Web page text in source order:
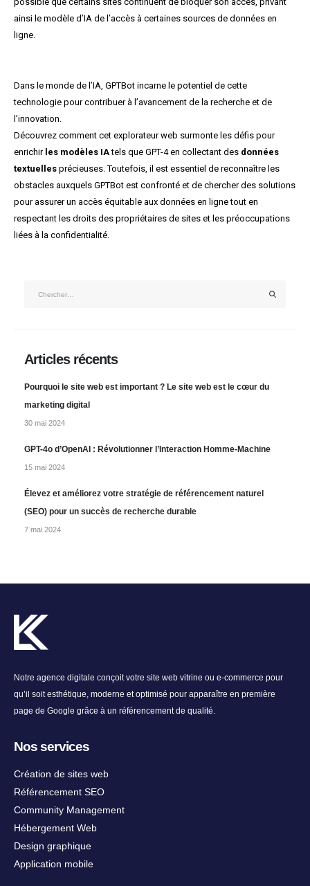
ainsi le modèle d’IA de l’accès à certaines sources de données en
ligne.
Dans le monde de l’IA, GPTBot incarne le potentiel de cette
technologie pour contribuer à l’avancement de la recherche et de
l’innovation.
Découvrez comment cet explorateur web surmonte les défis pour
enrichir les modèles IAtels que GPT-4 en collectant des données
textuelles précieuses. Toutefois, il est essentiel de reconnaître les
obstacles auxquels GPTBot est confronté et de chercher des solutions
pour assurer un accès équitable aux données en ligne tout en
respectant les droits des propriétaires de sites et les préoccupations
liées à la confidentialité.
Articles récents
Pourquoi le site web est important ? Le site web est le cœur du
marketing digital
30 mai 2024
GPT-4o d’OpenAI : Révolutionner l’Interaction Homme-Machine
15 mai 2024
Élevez et améliorez votre stratégie de référencement naturel
(SEO) pour un succès de recherche durable
7 mai 2024
Notre agence digitale conçoit votre site web vitrine ou e-commerce pour
qu’il soit esthétique, moderne et optimisé pour apparaître en première
page de Google grâce à un référencement de qualité.
Nos services
Création de sites web
Référencement SEO
Community Management
Hébergement Web
Design graphique
Application mobile